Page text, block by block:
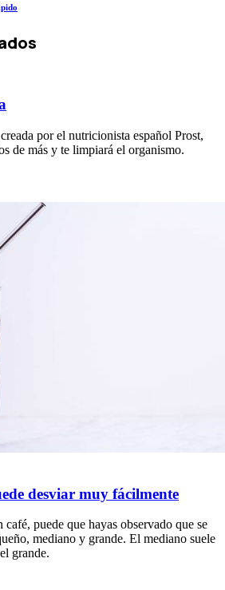
por el nutricionista español Prost,
de más y te limpiará el organismo.
desviar muy fácilmente
puede que hayas observado que se
mediano y grande. El mediano suele
grande.